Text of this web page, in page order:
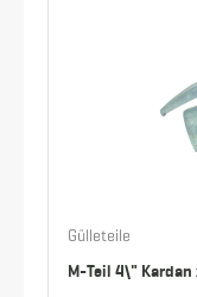
Gülleteile
M-Teil 4\"